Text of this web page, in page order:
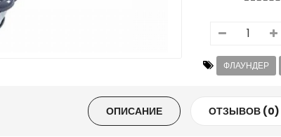
ФЛАУНДЕР
ОПИСАНИЕ ОТЗЫВОВ (0)